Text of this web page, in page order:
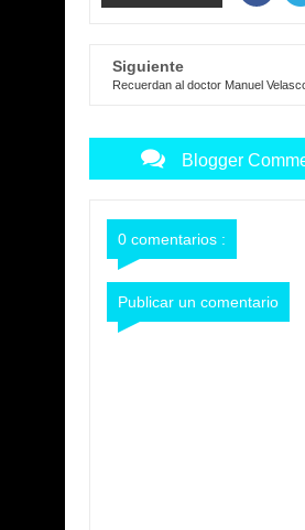
Siguiente
Recuerdan al doctor Manuel
Blogger
0 comentarios :
Publicar un comentario